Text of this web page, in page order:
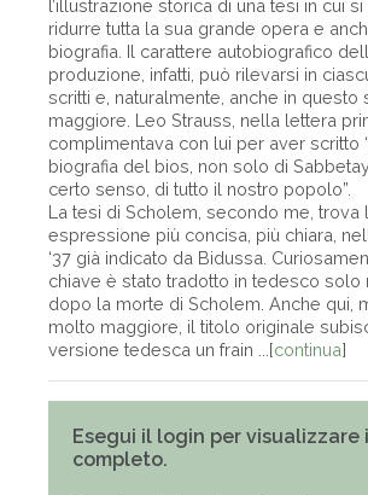
l’illustrazione storica di una tesi in cui si
ridurre tutta la sua grande opera e
biografia. Il carattere autobiografico
produzione, infatti, può rilevarsi in
scritti e, naturalmente, anche in questo
maggiore. Leo Strauss, nella lettera
complimentava con lui per aver scritto
biografia del bios, non solo di
certo senso, di tutto il nostro popolo”.
La tesi di Scholem, secondo me, trova
espressione più concisa, più chiara,
‘37 già indicato da Bidussa.
chiave è stato tradotto in tedesco solo
dopo la morte di Scholem. Anche qui,
molto maggiore, il titolo originale
versione tedesca un frain ...[continua]
Esegui il login per visualizzare
completo.